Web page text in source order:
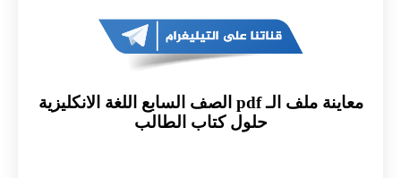
معاينة ملف الـ pdf الصف السابع اللغة الانكليزية
حلول كتاب الطالب